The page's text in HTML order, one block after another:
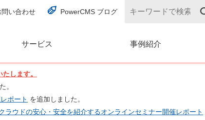
問い合わせ PowerCMS ブログ
サービス 事例紹介
(別ウィンドウで開く)
します。
。
ポート を追加しました。
ウドの安心・安全を紹介するオンラインセミナー開催レポート